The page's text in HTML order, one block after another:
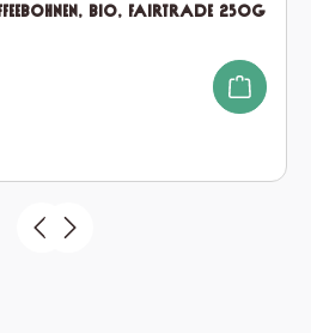
Bio, Fairtrade 250g